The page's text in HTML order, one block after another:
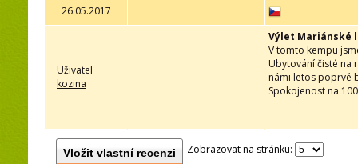
26.05.2017
Uživatel
kozina
Výlet Mariánské
V tomto kempu
Ubytování čisté na
námi letos poprvé
Spokojenost na
Vložit vlastní recenzi Zobrazovat na stránku: